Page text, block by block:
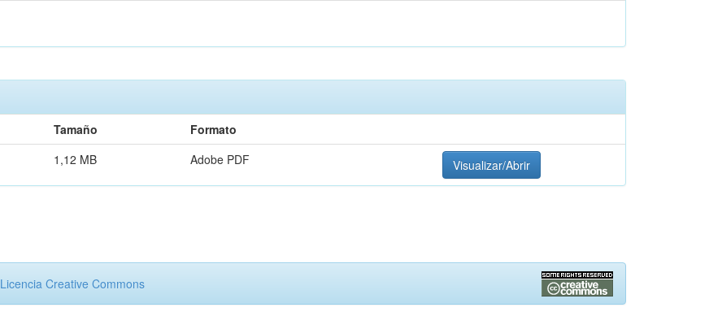
Tamaño
Formato
1,12 MB Adobe PDF Visualizar/Abrir
Licencia Creative Commons